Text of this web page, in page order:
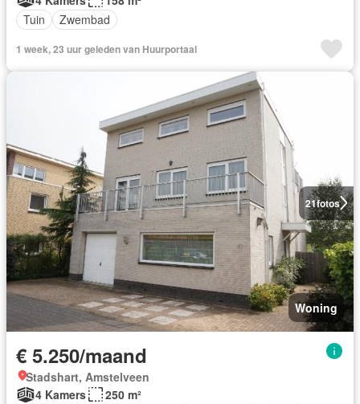
Tuin
Zwembad
1 week, 23 uur geleden van Huurportaal
21fotos
Woning
€ 5.250/maand
Stadshart, Amstelveen
4 Kamers
250 m²